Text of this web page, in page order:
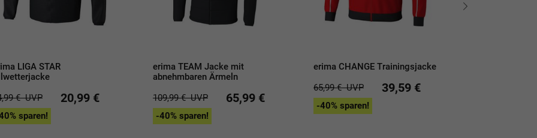
LIGA STAR
€UVP 20,99 €
sparen!
erima TEAM Jacke mit
abnehmbaren Ärmeln
109,99 €UVP 65,99 €
-40% sparen!
erima CHANGE Trainingsjacke
65,99 €UVP 39,59 €
-40% sparen!